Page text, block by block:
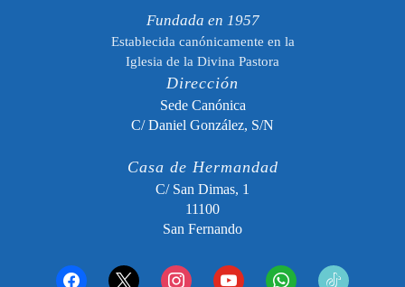
Fundada en 1957
Establecida canónicamente en la
Iglesia de la Divina Pastora
Dirección
Sede Canónica
C/ Daniel González, S/N
Casa de Hermandad
C/ San Dimas, 1
11100
San Fernando
facebook x instagramyoutube whatsapp tiktok2